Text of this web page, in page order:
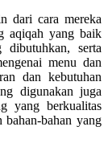
dari cara mereka
aqiqah yang baik
dibutuhkan, serta
menu dan
dan kebutuhan
digunakan juga
yang berkualitas
bahan-bahan yang